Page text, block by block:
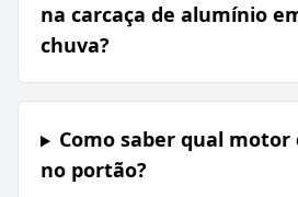
na carcaça de alumínio
chuva?
Como saber qual motor
no portão?